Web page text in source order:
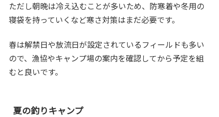
ただし朝晩は冷え込むことが多いため、防寒着や冬用の
寝袋を持っていくなど寒さ対策はまだ必要です。
春は解禁日や放流日が設定されているフィールドも多い
ので、漁協やキャンプ場の案内を確認してから予定を組
むと良いです。
夏の釣りキャンプ